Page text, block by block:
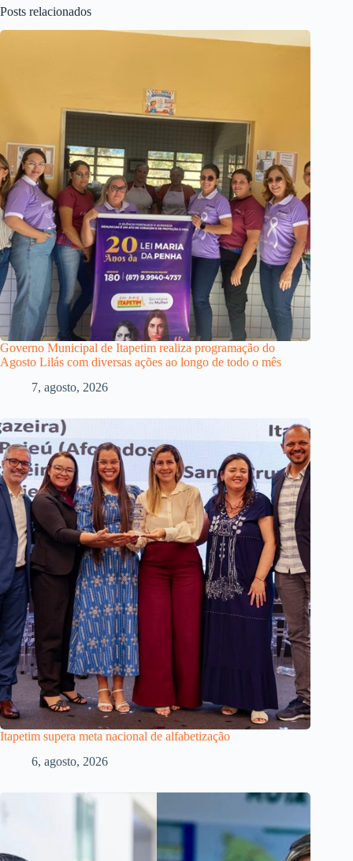
Posts relacionados
Governo Municipal de Itapetim realiza programação do
Agosto Lilás com diversas ações ao longo de todo o mês
7, agosto, 2026
Itapetim supera meta nacional de alfabetização
6, agosto, 2026